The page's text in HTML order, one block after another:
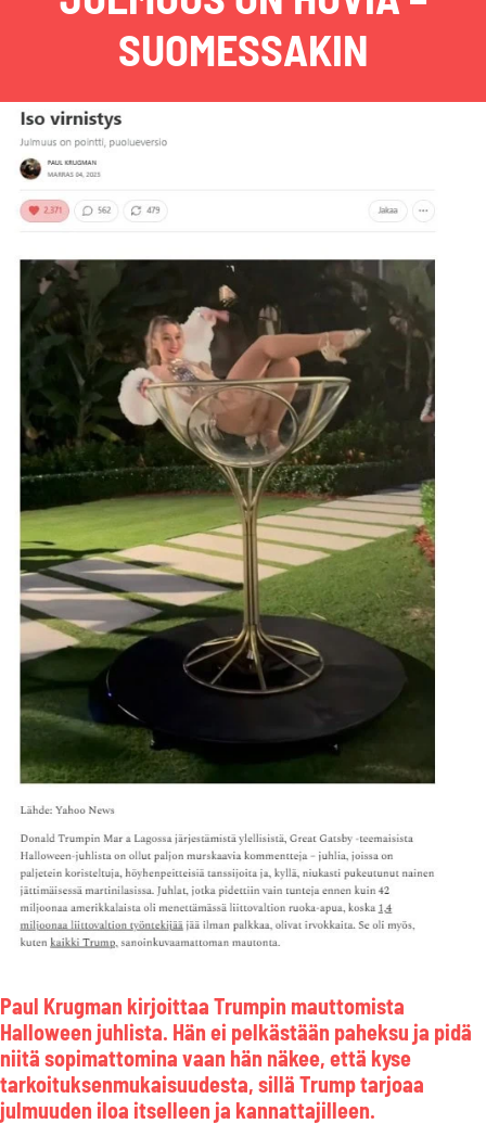
SUOMESSAKIN
Paul Krugman kirjoittaa Trumpin mauttomista
Halloween juhlista. Hän ei pelkästään paheksu ja pidä
niitä sopimattomina vaan hän näkee, että kyse
tarkoituksenmukaisuudesta, sillä Trump tarjoaa
julmuuden iloa itselleen ja kannattajilleen.